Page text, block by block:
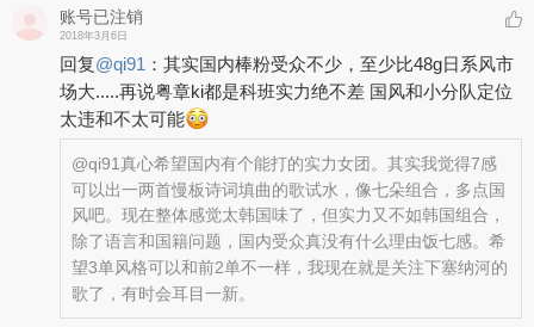
账号已注销
2018年3月6日
回复@qi91 ： 其实国内棒粉受众不少，至少比48g日系风市
场大.....再说粤章ki都是科班实力绝不差 国风和小分队定位
太违和不太可能
@qi91真心希望国内有个能打的实力女团。其实我觉得7感
可以出一两首慢板诗词填曲的歌试水，像七朵组合，多点国
风吧。现在整体感觉太韩国味了，但实力又不如韩国组合，
除了语言和国籍问题，国内受众真没有什么理由饭七感。希
望3单风格可以和前2单不一样，我现在就是关注下塞纳河的
歌了，有时会耳目一新。